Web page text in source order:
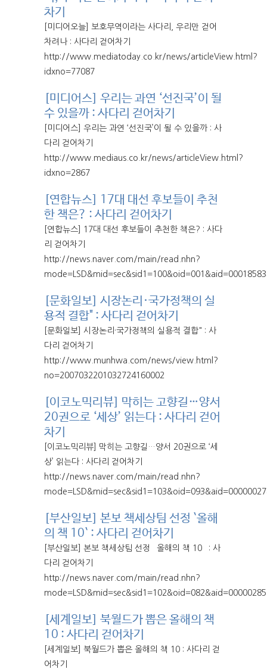
차기
[미디어오늘] 보호무역이라는 사다리, 우리만 걷어
차려나 : 사다리 걷어차기
http://www.mediatoday.co.kr/news/articleView.html?
idxno=77087
[미디어스] 우리는 과연 ‘선진국’이 될
수 있을까 : 사다리 걷어차기
[미디어스] 우리는 과연 ‘선진국’이 될 수 있을까 : 사
다리 걷어차기
http://www.mediaus.co.kr/news/articleView.html?
idxno=2867
[연합뉴스] 17대 대선 후보들이 추천
한 책은? : 사다리 걷어차기
[연합뉴스] 17대 대선 후보들이 추천한 책은? : 사다
리 걷어차기
http://news.naver.com/main/read.nhn?
[문화일보] 시장논리·국가정책의 실
용적 결합" : 사다리 걷어차기
[문화일보] 시장논리·국가정책의 실용적 결합" : 사
다리 걷어차기
http://www.munhwa.com/news/view.html?
no=2007032201032724160002
[이코노믹리뷰] 막히는 고향길…양서
20권으로 ‘세상’ 읽는다 : 사다리 걷어
차기
[이코노믹리뷰] 막히는 고향길…양서 20권으로 ‘세
상’ 읽는다 : 사다리 걷어차기
http://news.naver.com/main/read.nhn?
[부산일보] 본보 책세상팀 선정 `올해
의 책 10` : 사다리 걷어차기
[부산일보] 본보 책세상팀 선정 `올해의 책 10` : 사
다리 걷어차기
http://news.naver.com/main/read.nhn?
[세계일보] 북월드가 뽑은 올해의 책
10 : 사다리 걷어차기
[세계일보] 북월드가 뽑은 올해의 책 10 : 사다리 걷
어차기